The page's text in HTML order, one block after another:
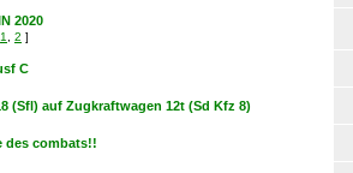
2020
1 2 ]
C
(Sfl) auf Zugkraftwagen 12t (Sd Kfz 8)
des combats!!